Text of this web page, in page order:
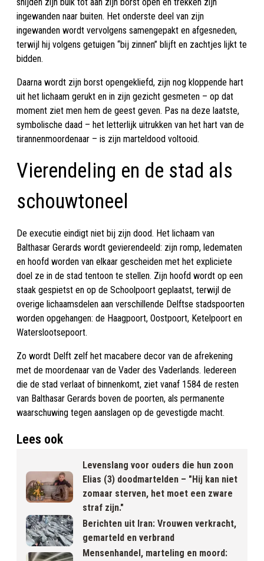
ingewanden naar buiten. Het onderste deel van zijn
ingewanden wordt vervolgens samengepakt en afgesneden,
terwijl hij volgens getuigen “bij zinnen” blijft en zachtjes lijkt te
bidden.
Daarna wordt zijn borst opengekliefd, zijn nog kloppende hart
uit het lichaam gerukt en in zijn gezicht gesmeten – op dat
moment ziet men hem de geest geven. Pas na deze laatste,
symbolische daad – het letterlijk uitrukken van het hart van de
tirannenmoordenaar – is zijn marteldood voltooid.
Vierendeling en de stad als
schouwtoneel
De executie eindigt niet bij zijn dood. Het lichaam van
Balthasar Gerards wordt gevierendeeld: zijn romp, ledematen
en hoofd worden van elkaar gescheiden met het expliciete
doel ze in de stad tentoon te stellen. Zijn hoofd wordt op een
staak gespietst en op de Schoolpoort geplaatst, terwijl de
overige lichaamsdelen aan verschillende Delftse stadspoorten
worden opgehangen: de Haagpoort, Oostpoort, Ketelpoort en
Waterslootsepoort.
Zo wordt Delft zelf het macabere decor van de afrekening
met de moordenaar van de Vader des Vaderlands. Iedereen
die de stad verlaat of binnenkomt, ziet vanaf 1584 de resten
van Balthasar Gerards boven de poorten, als permanente
waarschuwing tegen aanslagen op de gevestigde macht.
Lees ook
Levenslang voor ouders die hun zoon
Elias (3) doodmartelden – "Hij kan niet
zomaar sterven, het moet een zware
straf zijn."
Berichten uit Iran: Vrouwen verkracht,
gemarteld en verbrand
Mensenhandel, marteling en moord: